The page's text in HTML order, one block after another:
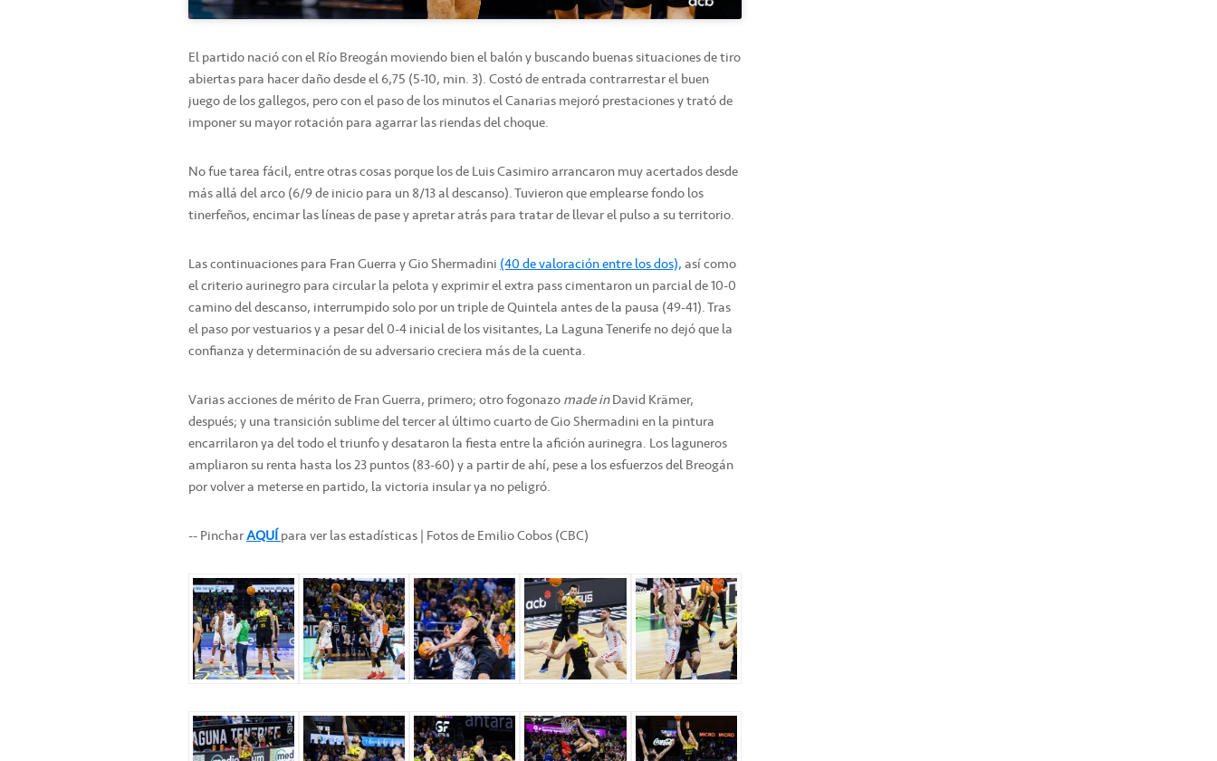
El partido nació con el Río Breogán moviendo bien el balón y buscando buenas situaciones de tiro
abiertas para hacer daño desde el 6,75 (5-10, min. 3). Costó de entrada contrarrestar el buen
juego de los gallegos, pero con el paso de los minutos el Canarias mejoró prestaciones y trató de
imponer su mayor rotación para agarrar las riendas del choque.
No fue tarea fácil, entre otras cosas porque los de Luis Casimiro arrancaron muy acertados desde
más allá del arco (6/9 de inicio para un 8/13 al descanso). Tuvieron que emplearse fondo los
tinerfeños, encimar las líneas de pase y apretar atrás para tratar de llevar el pulso a su territorio.
Las continuaciones para Fran Guerra y Gio Shermadini(40 de valoración entre los dos),así como
el criterio aurinegro para circular la pelota y exprimir el extra pass cimentaron un parcial de 10-0
camino del descanso, interrumpido solo por un triple de Quintela antes de la pausa (49-41). Tras
el paso por vestuarios y a pesar del 0-4 inicial de los visitantes, La Laguna Tenerife no dejó que la
confianza y determinación de su adversario creciera más de la cuenta.
Varias acciones de mérito de Fran Guerra, primero; otro fogonazomade inDavid Krämer,
después; y una transición sublime del tercer al último cuarto de Gio Shermadini en la pintura
encarrilaron ya del todo el triunfo y desataron la fiesta entre la afición aurinegra. Los laguneros
ampliaron su renta hasta los 23 puntos (83-60) y a partir de ahí, pese a los esfuerzos del Breogán
por volver a meterse en partido, la victoria insular ya no peligró.
-- PincharAQUÍpara ver las estadísticas | Fotos de Emilio Cobos (CBC)